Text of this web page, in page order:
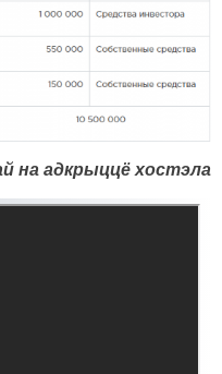
на адкрыццё хостэла